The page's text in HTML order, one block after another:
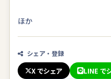
ほか
シェア・登録
X でシェア
LINE で